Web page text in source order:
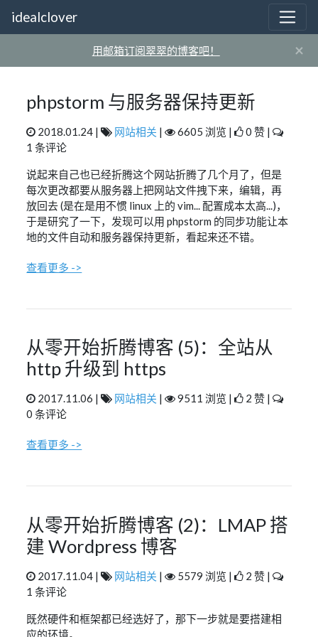
idealclover
用邮箱订阅翠翠的博客吧！ ×
phpstorm 与服务器保持更新
2018.01.24 | 网站相关 | 6605 浏览 |
0 赞 |
1 条评论
说起来自己也已经折腾这个网站折腾了几个月了，但是
每次更改都要从服务器上把网站文件拽下来，编辑，再
放回去 (是在是用不惯 linux 上的 vim... 配置成本太高...)，
于是研究了一下，发现可以用 phpstorm 的同步功能让本
地的文件自动和服务器保持更新，看起来还不错。
查看更多 ->
从零开始折腾博客 (5)：全站从
http 升级到 https
2017.11.06 | 网站相关 | 9511 浏览 |
2 赞 |
0 条评论
查看更多 ->
从零开始折腾博客 (2)：LMAP 搭
建 Wordpress 博客
2017.11.04 | 网站相关 | 5579 浏览 |
2 赞 |
1 条评论
既然硬件和框架都已经选好了，那下一步就是要搭建相
应的环境。